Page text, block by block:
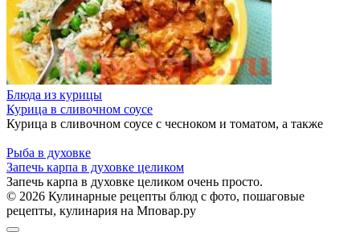
Блюда из курицы
Курица в сливочном соусе
Курица в сливочном соусе с чесноком и томатом, а также
Рыба в духовке
Запечь карпа в духовке целиком
Запечь карпа в духовке целиком очень просто.
© 2026 Кулинарные рецепты блюд с фото, пошаговые
рецепты, кулинария на Мповар.ру